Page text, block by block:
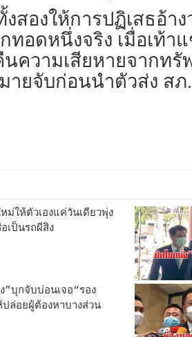
องให้การปฏิเสธอ้าง
ทอดหนึ่งจริง เมื่อเท้
ความเสียหายจากท
ายจับก่อนนำตัวส่ง ส
ม่ให้ตัวเองแค่วันเดียวพุ่ง
เป็นรถผีสิง
บุกจับบ่อนเจอ“รอง
ล่อยผู้ต้องหาบางส่วน